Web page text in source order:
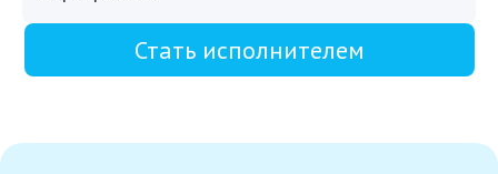
Стать исполнителем